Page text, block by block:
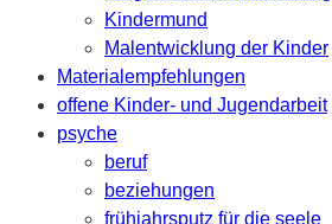
Kindermund
Malentwicklung der Kinder
Materialempfehlungen
offene Kinder- und Jugendarbeit
psyche
beruf
beziehungen
frühjahrsputz für die seele